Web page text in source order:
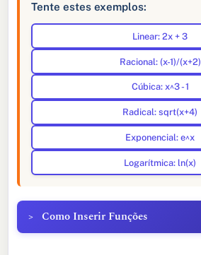
Tente estes exemplos:
Linear: 2x + 3
Racional: (x-1)/(x+2)
Cúbica: x^3 - 1
Radical: sqrt(x+4)
Exponencial: e^x
Logarítmica: ln(x)
Como Inserir Funções